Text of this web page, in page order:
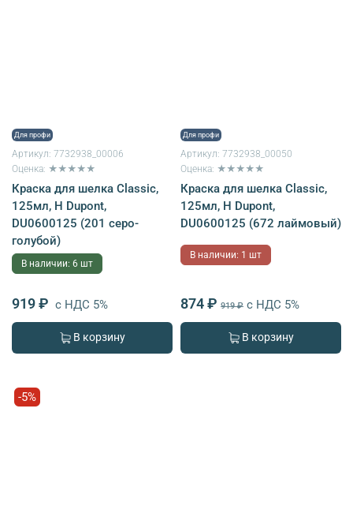
Для профи
Артикул: 7732938_00006
Оценка: ★★★★★
Краска для шелка Classiс,
125мл, H Dupont,
DU0600125 (201 серо-
голубой)
В наличии: 6 шт
919 ₽ с НДС 5%
В корзину
Для профи
Артикул: 7732938_00050
Оценка: ★★★★★
Краска для шелка Classiс,
125мл, H Dupont,
DU0600125 (672 лаймовый)
В наличии: 1 шт
874 ₽ 919 ₽ с НДС 5%
В корзину
-5%